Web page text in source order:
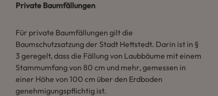
Private Baumfällungen
Für private Baumfällungen gilt die
Baumschutzsatzung der Stadt Hettstedt. Darin ist in §
3 geregelt, dass die Fällung von Laubbäume mit einem
Stammumfang von 80 cm und mehr, gemessen in
einer Höhe von 100 cm über den Erdboden
genehmigungspflichtig ist.